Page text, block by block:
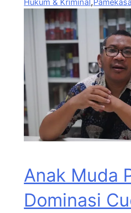
Hukum & Kriminal,
Anak Muda
Dominasi